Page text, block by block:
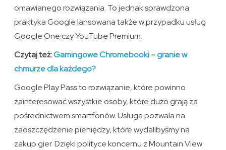
omawianego rozwiązania. To jednak sprawdzona
praktyka Google lansowana także w przypadku usług
Google One czy YouTube Premium.
Czytaj też:Gamingowe Chromebooki – granie w
chmurze dla każdego?
Google Play Pass to rozwiązanie, które powinno
zainteresować wszystkie osoby, które dużo grają za
pośrednictwem smartfonów. Usługa pozwala na
zaoszczędzenie pieniędzy, które wydalibyśmy na
zakup gier. Dzięki polityce koncernu z Mountain View